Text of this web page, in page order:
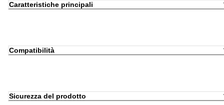
Caratteristiche principali
Compatibilità
Sicurezza del prodotto